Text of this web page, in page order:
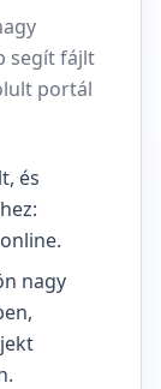
segít fájlt
portál
és
nagy